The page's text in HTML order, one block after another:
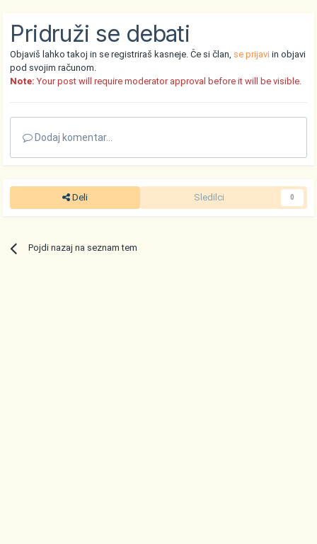
Pridruži se debati
Objaviš lahko takoj in se registriraš kasneje. Če si član, se prijavi in objavi
pod svojim računom.
Note: Your post will require moderator approval before it will be visible.
Dodaj komentar...
Deli Sledilci 0
Pojdi nazaj na seznam tem